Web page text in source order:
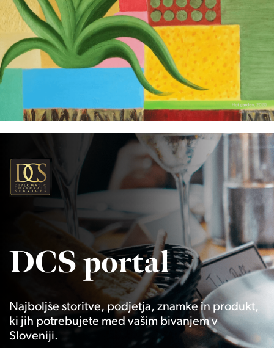
DCS portal
Najboljše storitve, podjetja, znamke in produkt,
ki jih potrebujete med vašim bivanjem v
Sloveniji.